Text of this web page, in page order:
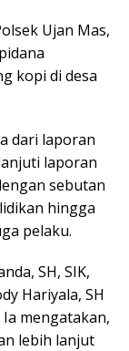
Ujan Mas,
kopi di desa
dari laporan
laporan
sebutan
hingga
pelaku.
SH, SIK,
Hariyala, SH
mengatakan,
lebih lanjut